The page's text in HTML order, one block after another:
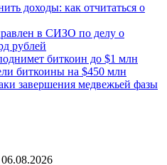
доходы: как отчитаться о
в СИЗО по делу о
рублей
биткоин до $1 млн
биткоины на $450 млн
завершения медвежьей фазы
06.08.2026